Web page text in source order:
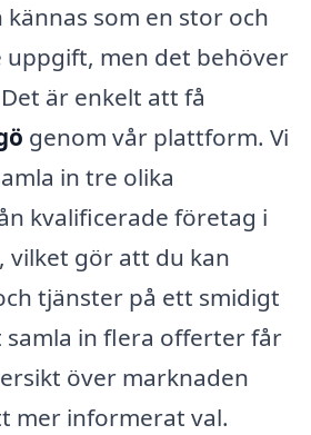
som en stor och
uppgift, men det behöver
är enkelt att få
genom vår plattform. Vi
in tre olika
kvalificerade företag i
gör att du kan
tjänster på ett smidigt
samla in flera offerter får
över marknaden
mer informerat val.